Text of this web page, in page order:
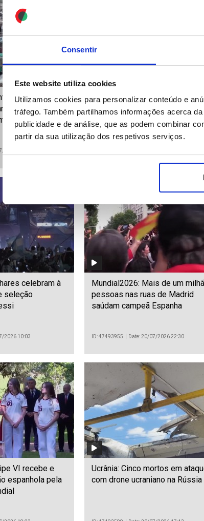
Consentir
Este website utiliza cookies
Utilizamos cookies para personalizar conteúdo e
tráfego. Também partilhamos informações acerca
publicidade e de análise, que as podem combinar
partir da sua utilização dos respetivos serviços.
no
pelo menos 20
mais de 100
2026 15:49
Líder da oposição na Turquia
anuncia criação de novo partido
celebram à
seleção
2026 10:03
Mundial2026: Mais de um
pessoas nas ruas de Madrid
saúdam campeã Espanha
ID: 47493955 Date: 20/07/2026 22:30
VI recebe e
espanhola pela
Ucrânia: Cinco mortos em
com drone ucraniano na Rússia